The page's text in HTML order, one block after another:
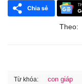
Theo:
Từ khóa: con giáp